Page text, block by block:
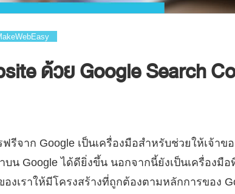
ด้วย Google Search
รีจาก Google เป็นเครื่องมือสำหรับช่วยให้เจ้าข
น Google ได้ดียิ่งขึ้น นอกจากนี้ยังเป็นเครื่องมื
องเราให้มีโครงสร้างที่ถูกต้องตามหลักการของ